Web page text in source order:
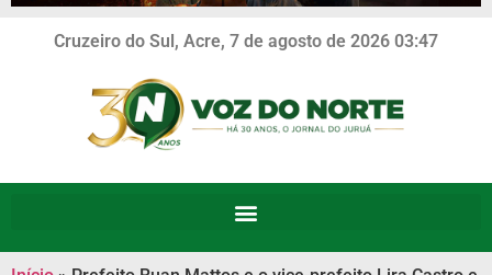
Cruzeiro do Sul, Acre, 7 de agosto de 2026 03:47